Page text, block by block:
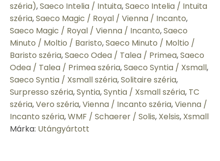
széria),Saeco Intelia / Intuita,Saeco Intelia / Intuita
széria,Saeco Magic / Royal / Vienna / Incanto,
Saeco Magic / Royal / Vienna / Incanto,Saeco
Minuto / Moltio / Baristo,Saeco Minuto / Moltio /
Baristo széria,Saeco Odea / Talea / Primea,Saeco
Odea / Talea / Primea széria,Saeco Syntia / Xsmall,
Saeco Syntia / Xsmall széria,Solitaire széria,
Surpresso széria,Syntia,Syntia / Xsmall széria, TC
széria,Vero széria,Vienna / Incanto széria,Vienna /
Incanto széria,WMF / Schaerer / Solis, Xelsis, Xsmall
Márka: Utángyártott